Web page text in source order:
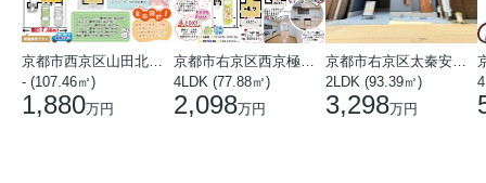
- (107.46㎡)
1,880万円
4LDK (77.88㎡)
2,098万円
2LDK (93.39㎡)
3,298万円